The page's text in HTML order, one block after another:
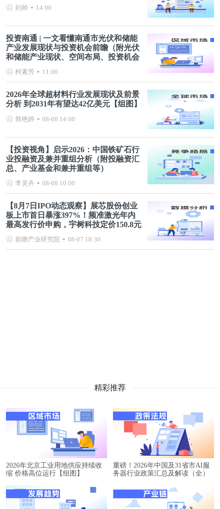
刘帅 14:00
投资南通 | 一文看懂南通市光伏和储能
产业发展现状与投资机会前瞻（附光伏
和储能产业现状、空间布局、投资机会
柯素芳 11:00
2026年全球超材料行业发展现状及前景
分析 到2031年有望达42亿美元【组图】
韩艳婷 08-08 14:00
【投资视角】启示2026：中国铁矿石行
业投融资及兼并重组分析（附投融资汇
总、产业基金和兼并重组等）
李灵卉 08-08 10:00
【8月7日IPO动态观察】展芯股份创业
板上市首日暴涨397%！频准激光年内
最高发行价申购，宇树科技定价150.8元
前瞻产业研究院 08-07 18:30
精彩推荐
2026年北京工业用地供应持续收
缩 价格高位运行【组图】
重磅！2026年中国及31省市AI服
务器行业政策汇总及解读（全）